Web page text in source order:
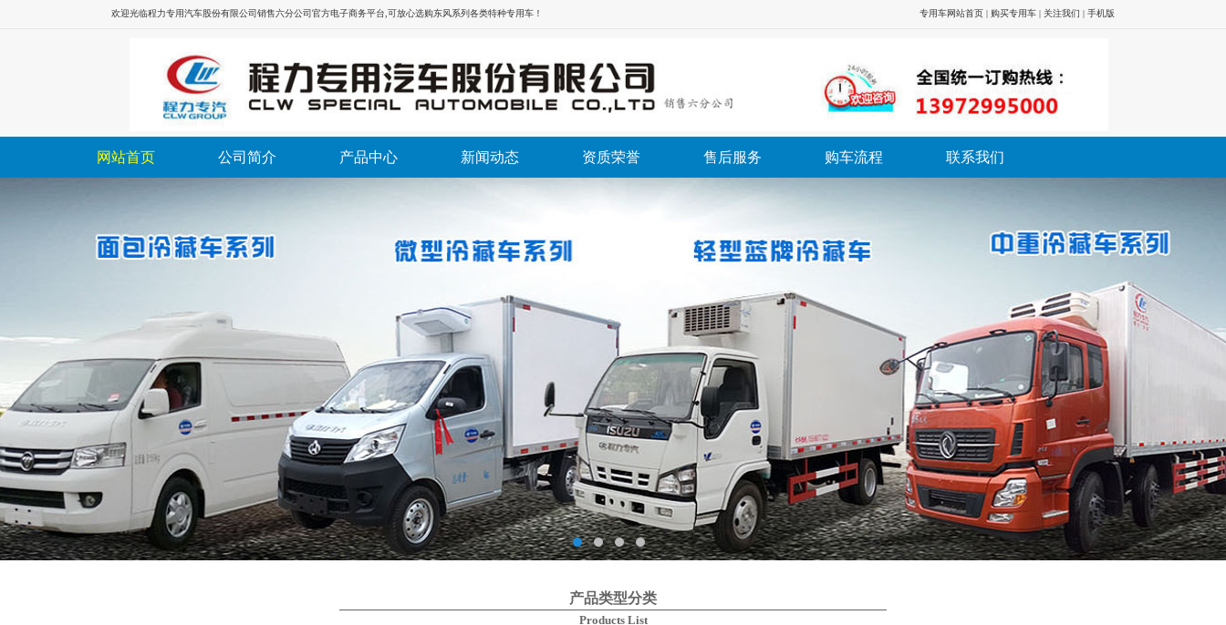
欢迎光临程力专用汽车股份有限公司销售六分公司官方电子商务平台,可放心选购东风系列各类特种专用车！ 专用车网站首页 | 购买专用车 | 关注我们 | 手机版
网站首页 公司简介 产品中心 新闻动态 资质荣誉 售后服务 购车流程 联系我们
产品类型分类
Products List